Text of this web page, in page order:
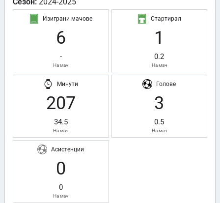
Изиграни мачове
6
-
На мач
Стартирал
1
0.2
На мач
Минути
207
34.5
На мач
Голове
3
0.5
На мач
Асистенции
0
0
На мач